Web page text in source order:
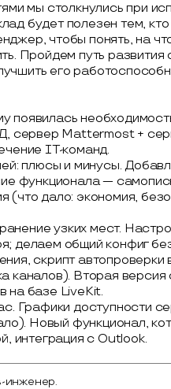
мы столкнулись при
будет полезен тем, кто
чтобы понять, на
Пройдем путь развития
его
появилась
сервер Mattermost +
IT-команд.
плюсы и минусы.
функционала —
(что дало: экономия,
узких мест.
делаем общий конфиг
скрипт автопроверки
каналов). Вторая
на базе LiveKit.
Графики доступности
Новый функционал,
интеграция с Outlook.
инженер.